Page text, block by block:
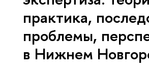
практика,
проблемы,
в Нижнем